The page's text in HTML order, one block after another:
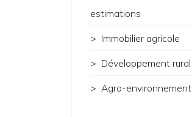
estimations
Immobilier agricole
Développement rural
Agro-environnement